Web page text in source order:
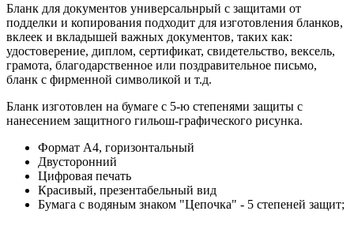
Бланк для документов универсальнрый с защитами от
подделки и копирования подходит для изготовления бланков,
вклеек и вкладышей важных документов, таких как:
удостоверение, диплом, сертификат, свидетельство, вексель,
грамота, благодарственное или поздравительное письмо,
бланк с фирменной символикой и т.д.
Бланк изготовлен на бумаге с 5-ю степенями защиты с
нанесением защитного гильош-графического рисунка.
Формат А4, горизонтальный
Двусторонний
Цифровая печать
Красивый, презентабельный вид
Бумага с водяным знаком "Цепочка" - 5 степеней защит;